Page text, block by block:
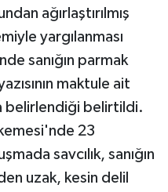
ağırlaştırılmış
yargılanması
sanığın parmak
maktule ait
belirlendiği belirtildi.
23
savcılık, sanığın
uzak, kesin delil